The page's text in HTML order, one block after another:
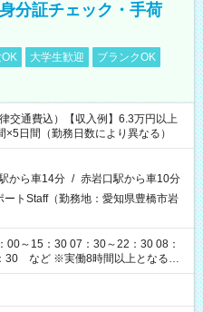
分証チェック・手荷
大学生歓迎
ブランクOK
交通費込）【収入例】6.3万円以上
日間（勤務日数により異なる）
から車14分 / 赤岩口駅から車10分
ートStaff（勤務地：愛知県豊橋市岩
00～15：30 07：30～22：30 08：
30 など ※実働8時間以上となる勤
があります。